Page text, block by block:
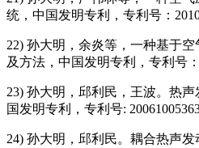
统，中国发明专利，专利号：
22) 孙大明，余炎等，一种基于
及方法，中国发明专利，专利号：
23) 孙大明，邱利民，王波。热
国发明专利，专利号:
24) 孙大明，邱利民。耦合热声